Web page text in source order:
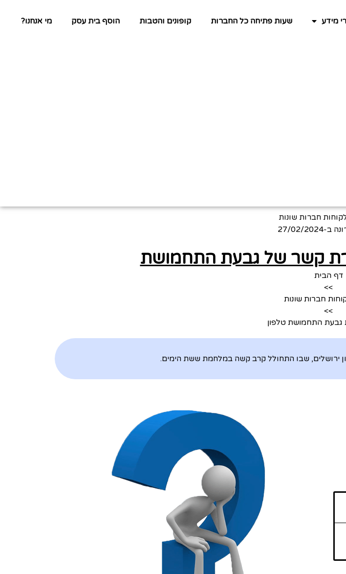
מידע שעות פתיחה כל החברות קופונים והטבות הוסף בית עסק מי אנחנו?
חברות שונות
ב-27/02/2024
קשר של גבעת התחמושת
דף הבית
>>
חברות שונות
>>
גבעת התחמושת טלפון
ירושלים, שבו התחולל קרב קשה במלחמת ששת הימים.